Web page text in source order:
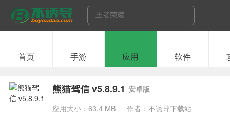
首页 手游 应用 软件
熊猫驾信 v5.8.9.1 安卓版
应用大小：63.4 MB
作者：不诱导下载站